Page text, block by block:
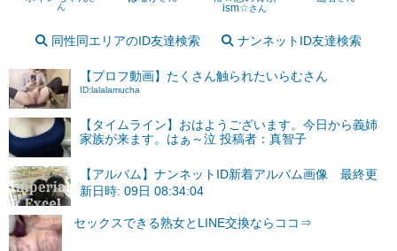
ん
ism☆さん
同性同エリアのID友達検索 ナンネットID友達検索
【プロフ動画】たくさん触られたいらむさん
ID:lalalamucha
【タイムライン】おはようございます。今日から義姉
家族が来ます。はぁ～泣 投稿者：真智子
【アルバム】ナンネットID新着アルバム画像 最終更
新日時: 09日 08:34:04